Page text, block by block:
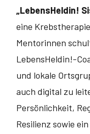
„LebensHeldin!
eine
Mentorinnen
LebensHeldin!-
und lokale
auch digital zu
Per­sönlichkeit,
Resilienz sowie